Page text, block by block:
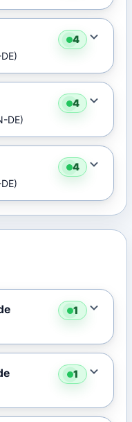
4
DE)
4
4
1
1